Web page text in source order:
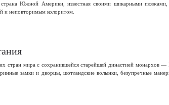
Южной Америки, известная своими шикарными
и неповторимым колоритом.
стран мира с сохранившейся старейшей династией монархов
замки и дворцы, шотландские волынки, безупречные